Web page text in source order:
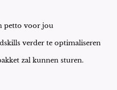
petto voor jou
verder te optimaliseren
zal kunnen sturen.